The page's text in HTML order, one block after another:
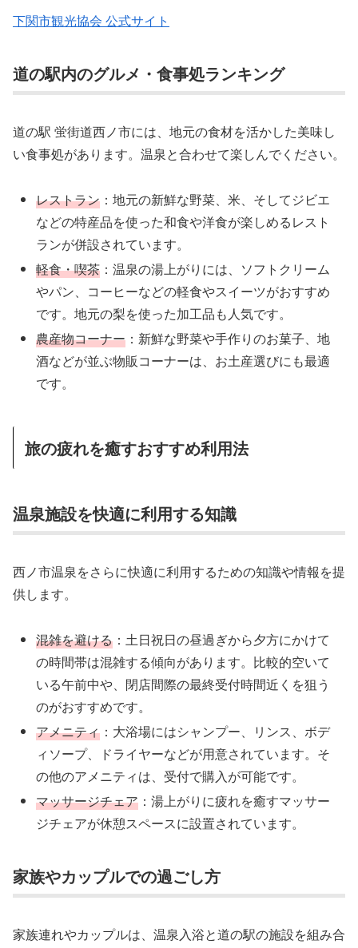
下関市観光協会 公式サイト
道の駅内のグルメ・食事処ランキング
道の駅 蛍街道西ノ市には、地元の食材を活かした美味し
い食事処があります。温泉と合わせて楽しんでください。
レストラン ：地元の新鮮な野菜、米、そしてジビエ
などの特産品を使った和食や洋食が楽しめるレスト
ランが併設されています。
軽食・喫茶 ：温泉の湯上がりには、ソフトクリーム
やパン、コーヒーなどの軽食やスイーツがおすすめ
です。地元の梨を使った加工品も人気です。
農産物コーナー ：新鮮な野菜や手作りのお菓子、地
酒などが並ぶ物販コーナーは、お土産選びにも最適
です。
旅の疲れを癒すおすすめ利用法
温泉施設を快適に利用する知識
西ノ市温泉をさらに快適に利用するための知識や情報を提
供します。
混雑を避ける ：土日祝日の昼過ぎから夕方にかけて
の時間帯は混雑する傾向があります。比較的空いて
いる午前中や、閉店間際の最終受付時間近くを狙う
のがおすすめです。
アメニティ ：大浴場にはシャンプー、リンス、ボデ
ィソープ、ドライヤーなどが用意されています。そ
の他のアメニティは、受付で購入が可能です。
マッサージチェア ：湯上がりに疲れを癒すマッサー
ジチェアが休憩スペースに設置されています。
家族やカップルでの過ごし方
家族連れやカップルは、温泉入浴と道の駅の施設を組み合